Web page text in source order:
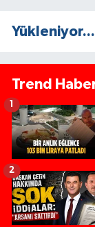
Yükleniyor...
Trend
1
2